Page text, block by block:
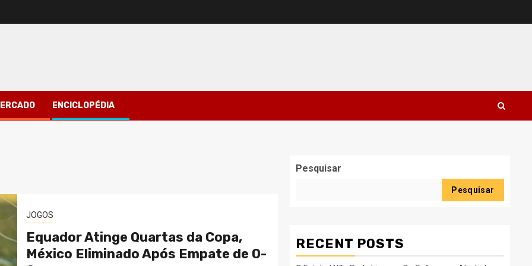
ENCICLOPÉDIA
JOGOS
Equador Atinge Quartas da Copa,
México Eliminado Após Empate de 0-
Pesquisar
Pesquisar
RECENT POSTS